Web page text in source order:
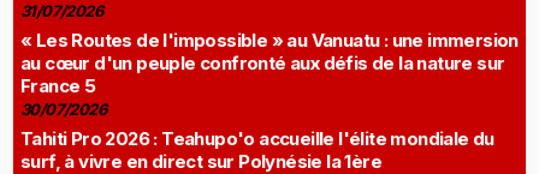
31/07/2026
« Les Routes de l'impossible » au Vanuatu : une immersion
au cœur d'un peuple confronté aux défis de la nature sur
France 5
30/07/2026
Tahiti Pro 2026 : Teahupo'o accueille l'élite mondiale du
surf, à vivre en direct sur Polynésie la 1ère